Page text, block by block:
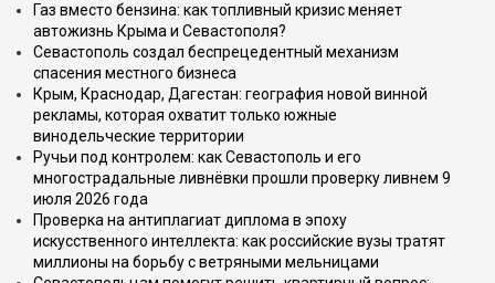
Газ вместо бензина: как топливный кризис меняет
автожизнь Крыма и Севастополя?
Севастополь создал беспрецедентный механизм
спасения местного бизнеса
Крым, Краснодар, Дагестан: география новой винной
рекламы, которая охватит только южные
винодельческие территории
Ручьи под контролем: как Севастополь и его
многострадальные ливнёвки прошли проверку ливнем 9
июля 2026 года
Проверка на антиплагиат диплома в эпоху
искусственного интеллекта: как российские вузы тратят
миллионы на борьбу с ветряными мельницами